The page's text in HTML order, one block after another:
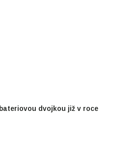
dvojkou již v roce